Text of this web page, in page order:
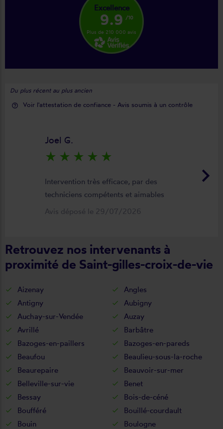
Excellence
9.9 /10
Plus de 210 000 avis
Du plus récent au plus ancien
help_outline Voir l'attestation de confiance - Avis soumis à un contrôle
keyboard_arrow_right
Joel G.
star_rate star_rate star_rate star_rate star_rate
Intervention très efficace, par des
techniciens compétents et aimables
Avis déposé le 29/07/2026
Retrouvez nos intervenants à
proximité de Saint-gilles-croix-de-vie
Aizenay
Angles
Antigny
Aubigny
Auchay-sur-Vendée
Auzay
Avrillé
Barbâtre
Bazoges-en-paillers
Bazoges-en-pareds
Beaufou
Beaulieu-sous-la-roche
Beaurepaire
Beauvoir-sur-mer
Belleville-sur-vie
Benet
Bessay
Bois-de-céné
Boufféré
Bouillé-courdault
Bouin
Boulogne